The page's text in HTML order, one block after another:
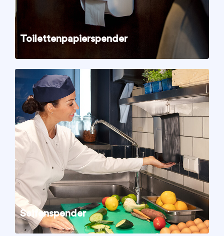
Toilettenpapierspender
Seifenspender